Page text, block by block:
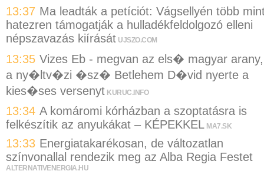
13:37 Ma leadták a petíciót: Vágsellyén több
hatezren támogatják a hulladékfeldolgozó elleni
népszavazás kiírását UJSZO.COM
13:35 Vizes Eb - megvan az els� magyar arany,
a ny�ltv�zi �sz� Betlehem D�vid nyerte a
kies�ses versenyt KURUC.INFO
13:34 A komáromi kórházban a szoptatásra is
felkészítik az anyukákat – KÉPEKKEL MA7.SK
13:33 Energiatakarékosan, de változatlan
színvonallal rendezik meg az Alba Regia Festet
ALTERNATIVENERGIA.HU